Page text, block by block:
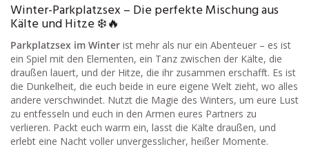
Winter-Parkplatzsex – Die perfekte Mischung aus
Kälte und Hitze ❄️🔥
Parkplatzsex im Winter ist mehr als nur ein Abenteuer – es ist
ein Spiel mit den Elementen, ein Tanz zwischen der Kälte, die
draußen lauert, und der Hitze, die ihr zusammen erschafft. Es ist
die Dunkelheit, die euch beide in eure eigene Welt zieht, wo alles
andere verschwindet. Nutzt die Magie des Winters, um eure Lust
zu entfesseln und euch in den Armen eures Partners zu
verlieren. Packt euch warm ein, lasst die Kälte draußen, und
erlebt eine Nacht voller unvergesslicher, heißer Momente.